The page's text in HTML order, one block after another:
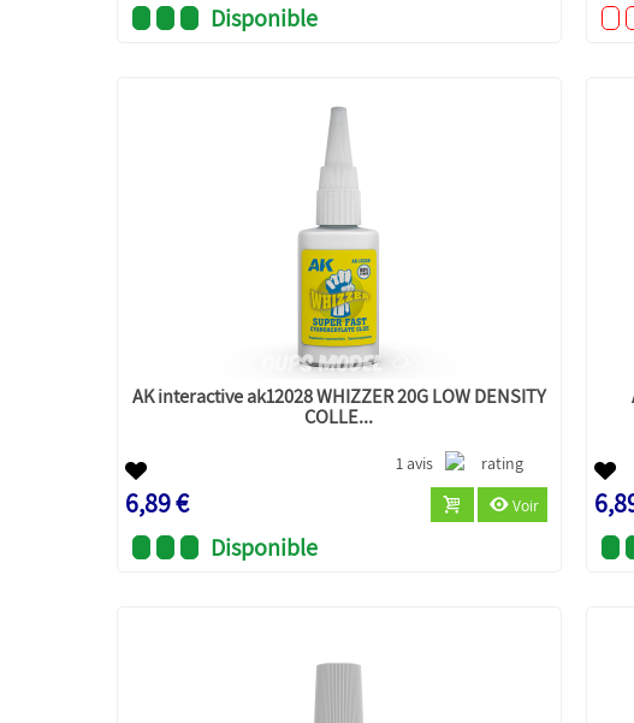
Disponible
AK interactive ak12028 WHIZZER 20G LOW DENSITY
COLLE...
1 avis
6,89 € Voir
Disponible